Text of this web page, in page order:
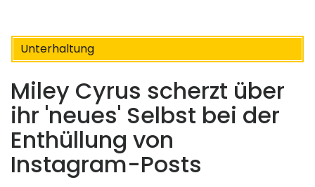
Unterhaltung
Miley Cyrus scherzt über
ihr 'neues' Selbst bei der
Enthüllung von
Instagram-Posts